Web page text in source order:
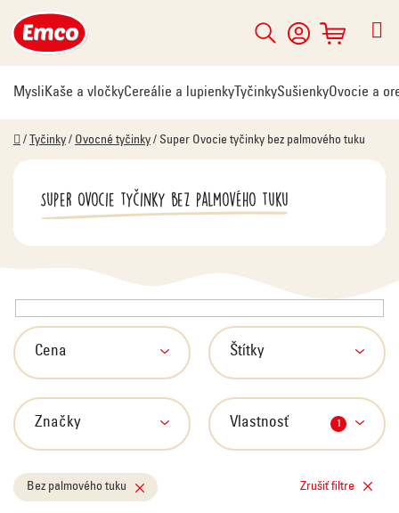
na
obsah
Hľadať
NÁKUPNÝ
KOŠÍK
MysliKaše a vločkyCereálie a lupienky TyčinkySušienkyOvocie a
Domov
/ Tyčinky / Ovocné tyčinky / Super Ovocie tyčinky bez palmového tuku
Super Ovocie tyčinky bez palmového tuku
Cena Štítky
Značky Vlastnosť 1
Bez palmového tuku Zrušiť filtre
V
ý
p
s
p
r
o
d